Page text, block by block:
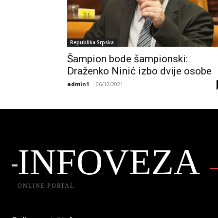
Republika Srpska
Šampion bode šampionski:
Draženko Ninić izbo dvije osobe
admin1 - 06/12/2021
INFOVEZA
ONLINE PORTAL